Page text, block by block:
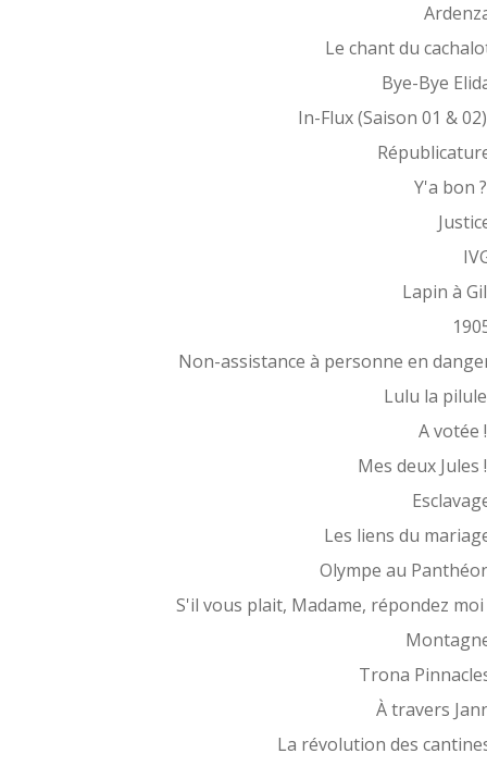
Le chant du
Bye-Bye
In-Flux (Saison 01 &
Y'a bon
Lapin à
Non-assistance à personne en
Lulu la
A votée
Mes deux Jules
Les liens du
Olympe au
S'il vous plait, Madame, répondez moi
Trona
À travers
La révolution des